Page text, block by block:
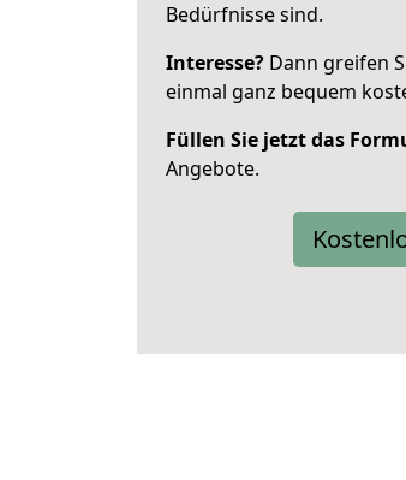
Bedürfnisse sind.
Interesse? Dann greifen
einmal ganz bequem
Füllen Sie jetzt das
Angebote.